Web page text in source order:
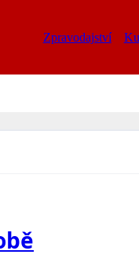
Zpravodajství